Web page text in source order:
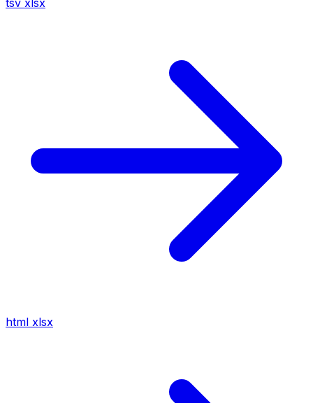
html xlsx